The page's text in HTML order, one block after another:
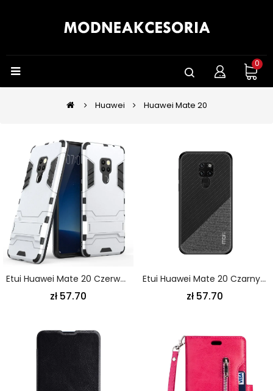
0
Huawei Huawei Mate 20
Etui Huawei Mate 20 Czerwony Czarny Ultra Odporny Etui Ochronne
zł 57.70
Etui Huawei Mate 20 Czarny Seria Mofi Honor Etui Ochronne
zł 57.70